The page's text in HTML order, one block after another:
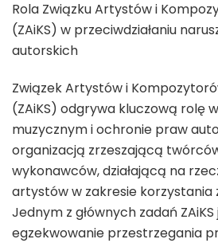
Rola Związku Artystów i
(ZAiKS) w przeciwdziałaniu
autorskich
Związek Artystów i
(ZAiKS) odgrywa kluczową rolę
muzycznym i ochronie praw
organizacją zrzeszającą
wykonawców, działającą na
artystów w zakresie korzystania
Jednym z głównych zadań
egzekwowanie przestrzegania